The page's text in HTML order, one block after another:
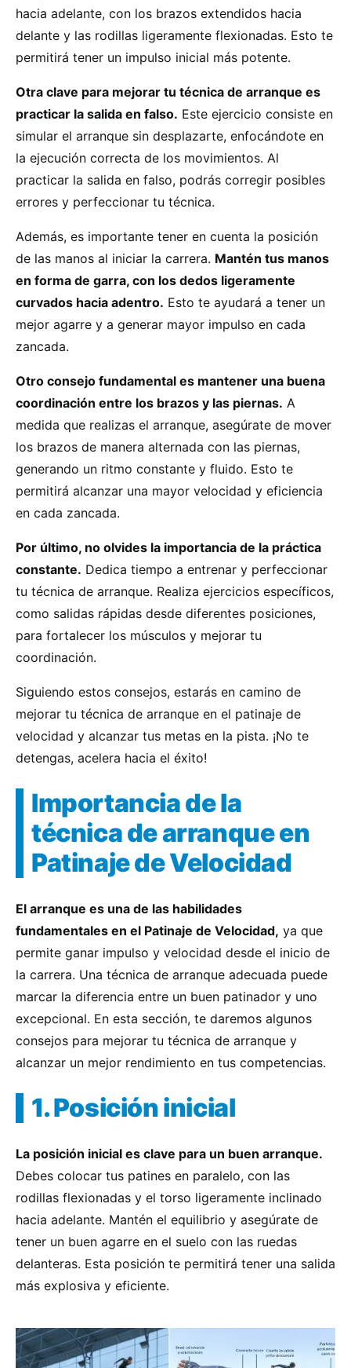
hacia adelante, con los brazos extendidos hacia
delante y las rodillas ligeramente flexionadas. Esto te
permitirá tener un impulso inicial más potente.
Otra clave para mejorar tu técnica de arranque es
practicar la salida en falso. Este ejercicio consiste en
simular el arranque sin desplazarte, enfocándote en
la ejecución correcta de los movimientos. Al
practicar la salida en falso, podrás corregir posibles
errores y perfeccionar tu técnica.
Además, es importante tener en cuenta la posición
de las manos al iniciar la carrera. Mantén tus manos
en forma de garra, con los dedos ligeramente
curvados hacia adentro. Esto te ayudará a tener un
mejor agarre y a generar mayor impulso en cada
zancada.
Otro consejo fundamental es mantener una buena
coordinación entre los brazos y las piernas. A
medida que realizas el arranque, asegúrate de mover
los brazos de manera alternada con las piernas,
generando un ritmo constante y fluido. Esto te
permitirá alcanzar una mayor velocidad y eficiencia
en cada zancada.
Por último, no olvides la importancia de la práctica
constante. Dedica tiempo a entrenar y perfeccionar
tu técnica de arranque. Realiza ejercicios específicos,
como salidas rápidas desde diferentes posiciones,
para fortalecer los músculos y mejorar tu
coordinación.
Siguiendo estos consejos, estarás en camino de
mejorar tu técnica de arranque en el patinaje de
velocidad y alcanzar tus metas en la pista. ¡No te
detengas, acelera hacia el éxito!
Importancia de la
técnica de arranque en
Patinaje de Velocidad
El arranque es una de las habilidades
fundamentales en el Patinaje de Velocidad, ya que
permite ganar impulso y velocidad desde el inicio de
la carrera. Una técnica de arranque adecuada puede
marcar la diferencia entre un buen patinador y uno
excepcional. En esta sección, te daremos algunos
consejos para mejorar tu técnica de arranque y
alcanzar un mejor rendimiento en tus competencias.
1. Posición inicial
La posición inicial es clave para un buen arranque.
Debes colocar tus patines en paralelo, con las
rodillas flexionadas y el torso ligeramente inclinado
hacia adelante. Mantén el equilibrio y asegúrate de
tener un buen agarre en el suelo con las ruedas
delanteras. Esta posición te permitirá tener una salida
más explosiva y eficiente.